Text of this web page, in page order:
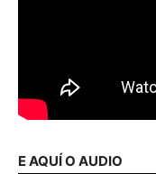
E AQUÍ O AUDIO